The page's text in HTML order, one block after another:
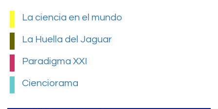
La ciencia en el mundo
La Huella del Jaguar
Paradigma XXI
Cienciorama